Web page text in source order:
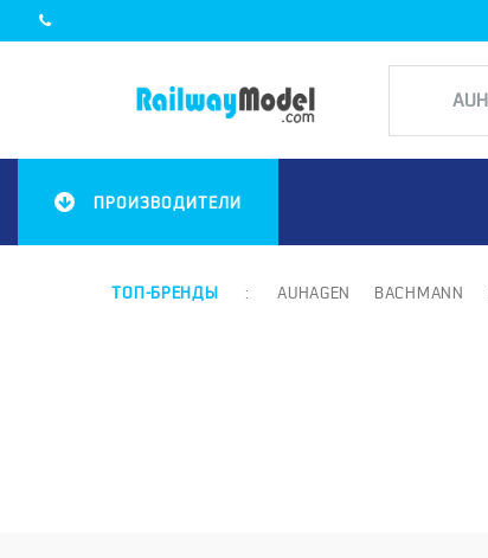
ПРОИЗВОДИТЕЛИ
ТОП-БРЕНДЫ : AUHAGEN BACHMANN